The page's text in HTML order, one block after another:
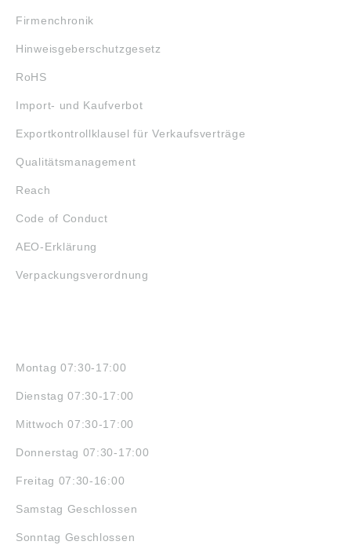
Firmenchronik
Hinweisgeberschutzgesetz
RoHS
Import- und Kaufverbot
Exportkontrollklausel für Verkaufsverträge
Qualitätsmanagement
Reach
Code of Conduct
AEO-Erklärung
Verpackungsverordnung
Montag 07:30-17:00
Dienstag 07:30-17:00
Mittwoch 07:30-17:00
Donnerstag 07:30-17:00
Freitag 07:30-16:00
Samstag Geschlossen
Sonntag Geschlossen